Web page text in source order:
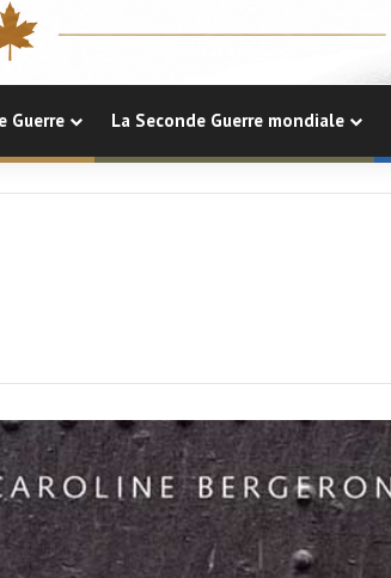
Guerre La Seconde Guerre mondiale